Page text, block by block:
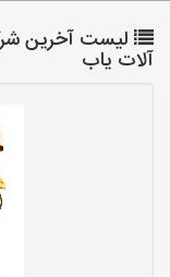
لیست آخرین
آلات یاب